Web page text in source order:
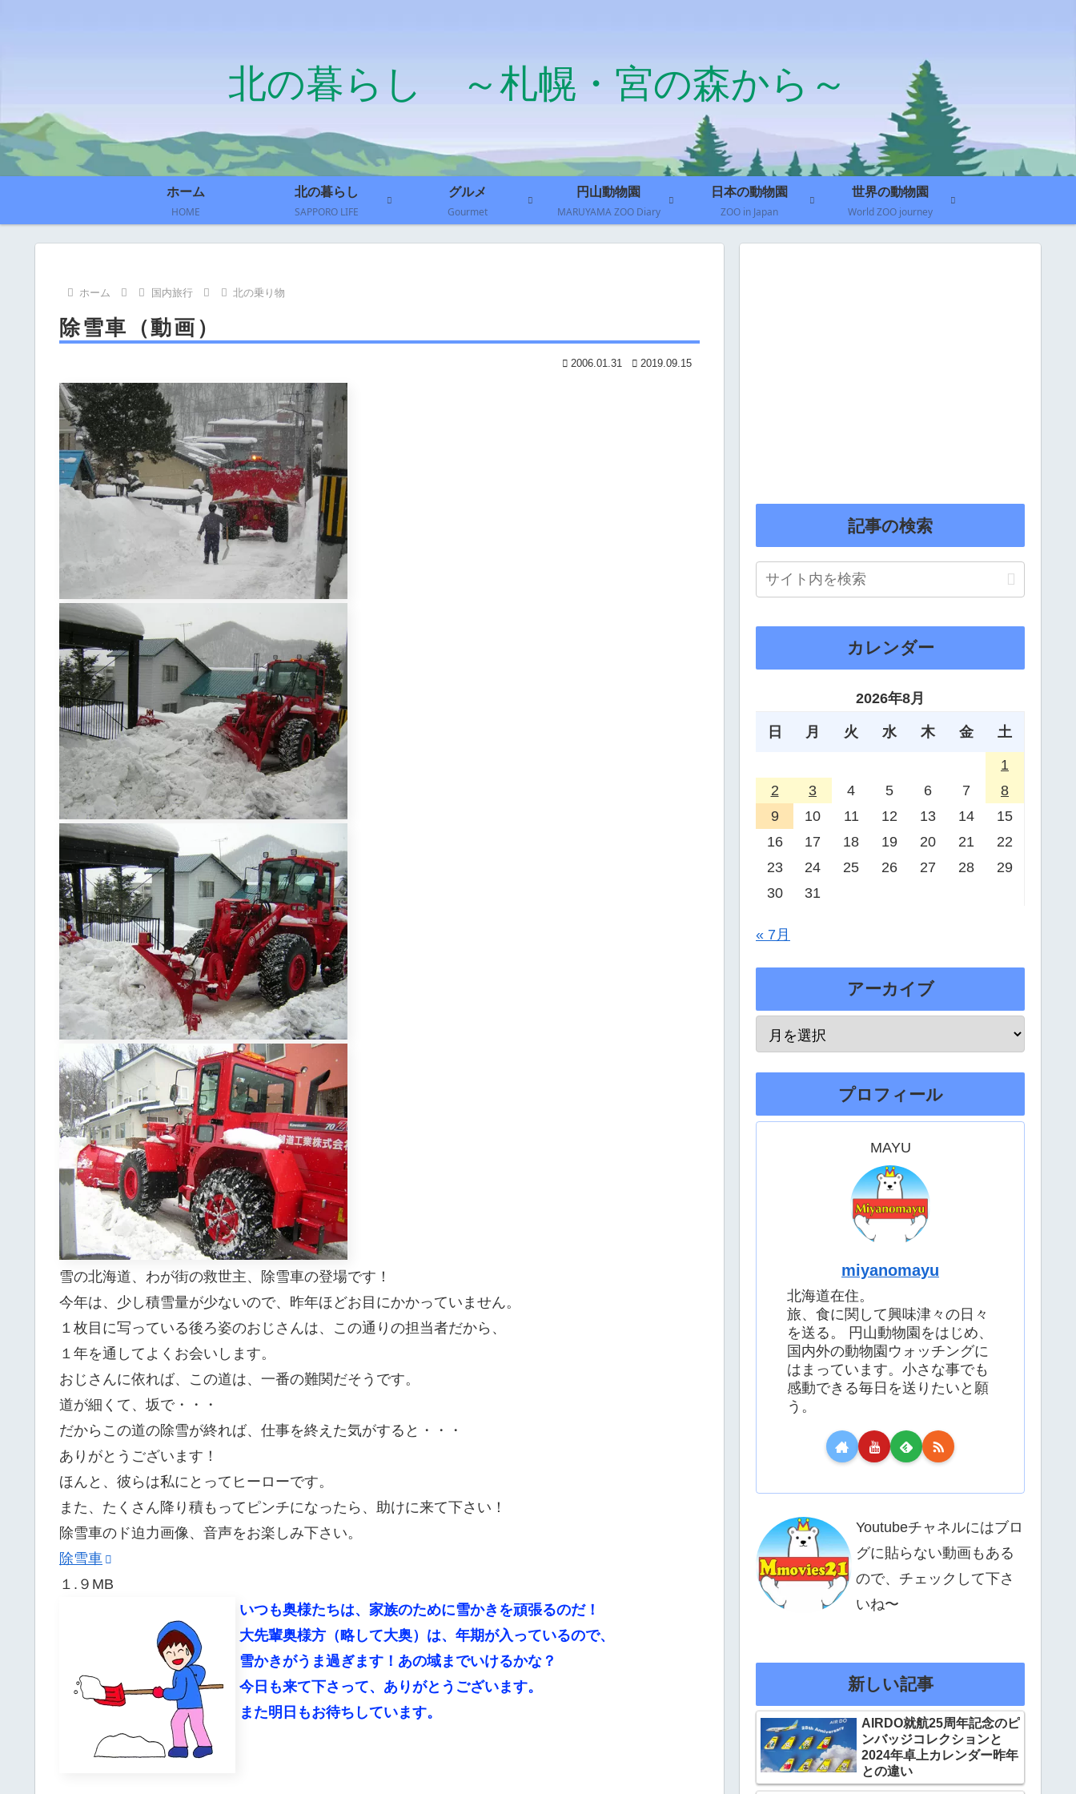
北の暮らし ～札幌・宮の森から～
ホーム
HOME
北の暮らし
SAPPORO LIFE
グルメ
Gourmet
円山動物園
MARUYAMA ZOO Diary
日本の動物園
ZOO in Japan
世界の動物園
World ZOO journey
ホーム 国内旅行 北の乗り物
除雪車（動画）
2006.01.31 2019.09.15
雪の北海道、わが街の救世主、除雪車の登場です！
今年は、少し積雪量が少ないので、昨年ほどお目にかかっていません。
１枚目に写っている後ろ姿のおじさんは、この通りの担当者だから、
１年を通してよくお会いします。
おじさんに依れば、この道は、一番の難関だそうです。
道が細くて、坂で・・・
だからこの道の除雪が終れば、仕事を終えた気がすると・・・
ありがとうございます！
ほんと、彼らは私にとってヒーローです。
また、たくさん降り積もってピンチになったら、助けに来て下さい！
除雪車のド迫力画像、音声をお楽しみ下さい。
除雪車
１.９MB
いつも奥様たちは、家族のために雪かきを頑張るのだ！
大先輩奥様方（略して大奥）は、年期が入っているので、
雪かきがうま過ぎます！あの域までいけるかな？
今日も来て下さって、ありがとうございます。
また明日もお待ちしています。
記事の検索
カレンダー
2026年8月
日 月 火 水 木 金 土
1
2
3 4 5 6 7
8
9
10 11 12 13 14
15
16
17 18 19 20 21
22
23
24 25 26 27 28
29
30
31
« 7月
アーカイブ
プロフィール
MAYU
miyanomayu
北海道在住。
旅、食に関して興味津々の日々
を送る。 円山動物園をはじめ、
国内外の動物園ウォッチングに
はまっています。小さな事でも
感動できる毎日を送りたいと願
う。
Youtubeチャネルにはブロ
グに貼らない動画もある
ので、チェックして下さ
いね〜
新しい記事
AIRDO就航25周年記念のピ
ンバッジコレクションと
2024年卓上カレンダー昨年
との違い